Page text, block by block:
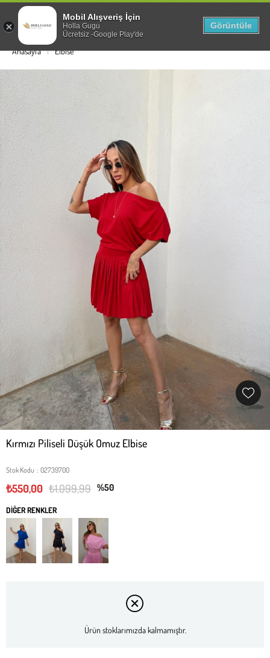
0
Anasayfa Elbise
Kırmızı Piliseli Düşük Omuz Elbise
Stok Kodu 02739700
₺1.099,99
₺550,00 50
DİĞER RENKLER
Ürün stoklarımızda kalmamıştır.
Mobil Alışveriş İçin
Holla Gugu
Ücretsiz -Google Play'de
Görüntüle